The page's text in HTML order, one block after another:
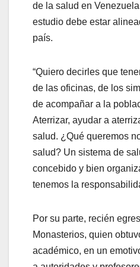
de la salud en
estudio debe estar
país.
“Quiero decirles que
de las oficinas, de los
de acompañar a la
Aterrizar, ayudar a
salud. ¿Qué queremos
salud? Un sistema de
concebido y bien
tenemos la
Por su parte, recién
Monasterios, quien
académico, en un